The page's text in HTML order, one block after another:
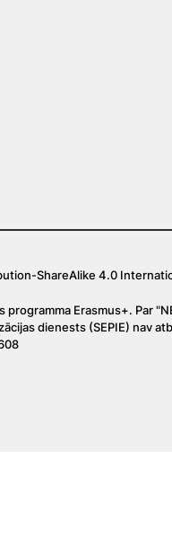
ShareAlike 4.0
Erasmus+. Par
dienests (SEPIE) nav